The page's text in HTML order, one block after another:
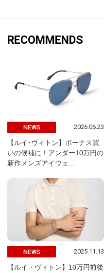
RECOMMENDS
NEWS 2026.06.23
【ルイ･ヴィトン】ボーナス買
いの候補に！アンダー10万円の
新作メンズアイウェ…
NEWS 2025.11.13
【ルイ・ヴィトン】10万円前後